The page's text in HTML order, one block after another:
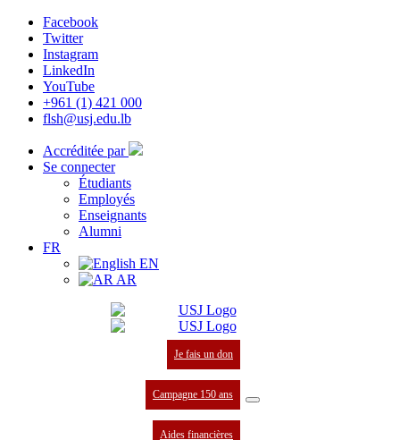
Facebook
Twitter
Instagram
LinkedIn
YouTube
+961 (1) 421 000
flsh@usj.edu.lb
Accréditée par
Se connecter
Étudiants
Employés
Enseignants
Alumni
FR
EN
AR
Je fais un don
Campagne 150 ans
Aides financières